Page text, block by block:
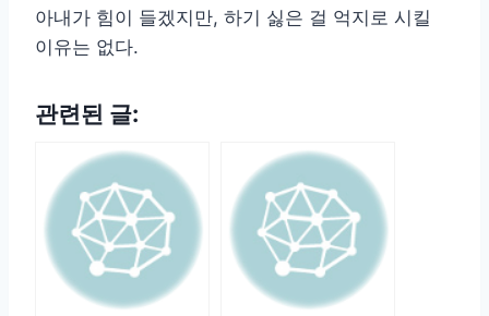
아내가 힘이 들겠지만, 하기 싫은 걸 억지로 시킬
이유는 없다.
관련된 글: